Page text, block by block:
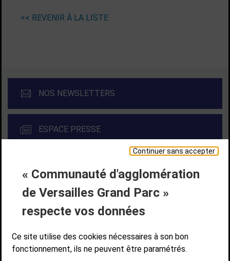
Continuer sans accepter
« Communauté d'agglomération
de Versailles Grand Parc »
respecte vos données
Ce site utilise des cookies nécessaires à son bon
fonctionnement, ils ne peuvent être paramétrés.
<< REVENIR À LA LISTE
NOS NEWSLETTERS
ESPACE PRESSE
Liens bas de page
CONTACT MENTIONS LÉGALES
PLAN DE SITE
ACCESSIBILITÉ NUMÉRIQUE
GESTION DES COOKIES
Suivez-nous
SUIVEZ-NOUS SUR